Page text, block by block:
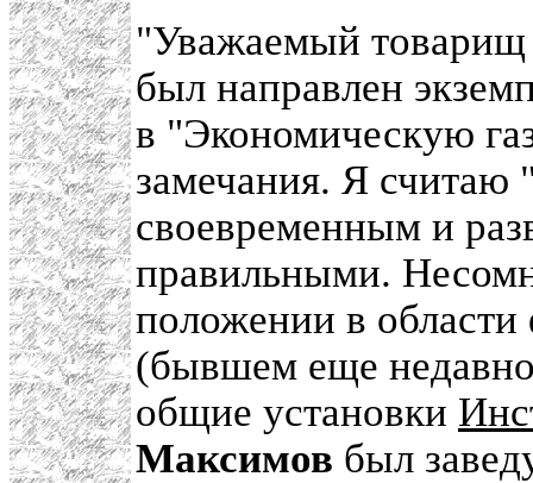
"Уважаемый
был направлен
в "Экономическую
замечания. Я считаю
своевременным и
правильными.
положении в
(бывшем еще
общие установки
Максимов был